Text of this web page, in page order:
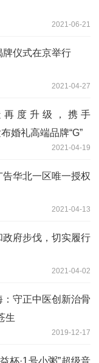
2021-06-21
仪式在京举行
2021-04-27
度升级，携手
婚礼高端品牌“G”
2021-04-19
华北一区唯一授权
2021-04-13
府步伐，切实履行
2021-04-02
守正中医创新治骨
生
2019-12-17
杯·1号小粥”超级音